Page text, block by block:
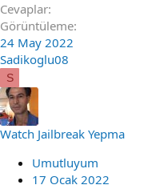
Cevaplar
Görüntüleme
24 May 2022
Sadikoglu08
S
Watch Jailbreak Yepma
Umutluyum
17 Ocak 2022